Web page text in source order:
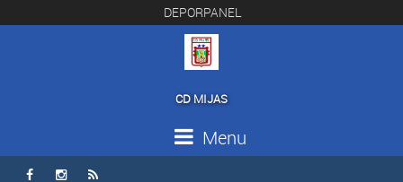
DEPORPANEL
CD MIJAS
Menu
  